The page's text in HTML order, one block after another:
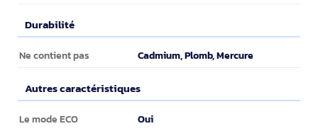
Durabilité
Durabilité
Ne contient pas Cadmium, Plomb, Mercure
Autres caractéristiques
Autres caractéristiques
Le mode ECO Oui